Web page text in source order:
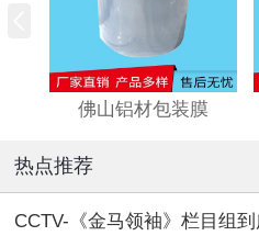
佛山铝材包装膜
热点推荐